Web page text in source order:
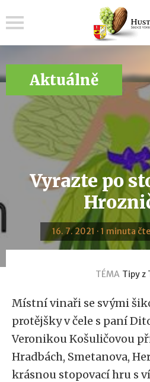
Aktuálně
Vyrazte po
16. 7. 2021 · 1 minuta
TÉMA Tipy z
Místní vinaři se svými
protějšky v čele s paní
Veronikou Košuličovou
Hradbách, Smetanova,
krásnou stopovací hru s